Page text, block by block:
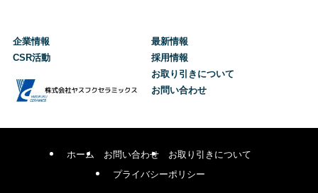
企業情報
CSR活動
最新情報
採用情報
お取り引きについて
お問い合わせ
ホーム お問い合わせ
お取り引きについて
プライバシーポリシー